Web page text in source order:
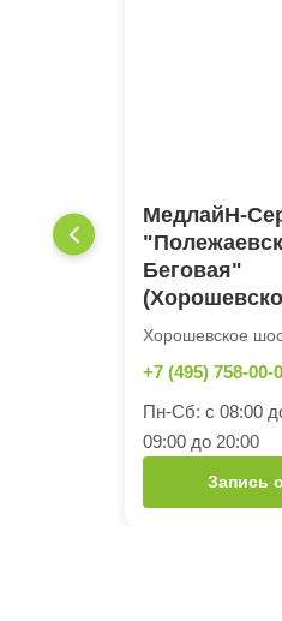
МедлайН-
Беговая"
Хорошевское
+7 (495) 758-00-
Пн-Сб: с 08:00
09:00 до 20:00
Запись